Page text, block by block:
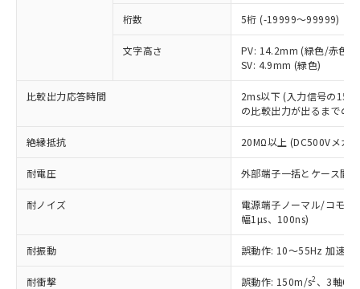
桁数 5桁 (-19999～99999)
文字高さ
PV: 14.2mm (緑色/赤色
SV: 4.9mm (緑色)
比較出力応答時間
2ms以下 (入力信号の
の比較出力が出るまでの
絶縁抵抗 20MΩ以上 (DC500Vメガ
耐電圧 外部端子一括とケース間:
耐ノイズ
電源端子ノーマル/コモ
幅1µs、100ns)
耐振動 誤動作: 10～55Hz 加速度
耐衝撃 誤動作: 150m/s2 、3軸6
覧された時点での実際の在庫および標
準価格とは異なる場合があることをご
了承ください。
正式な納期状況および標準価格はお客
様のお取引先、またはお客様担当のオ
ムロン制御機器販売店・当社販売員に
オムロン制御機器販売店や当社販売拠
」をご確認
在庫状況および標準価格結果を当社の
事前の承諾なく第三者に漏洩または開
示しないようお願いします。
マイパーツ機能（部品リスト作成サー
ビス）をご利用いただくには、I-Web
メンバーズにご登録されている必要が
ミウム(Cd) 100ppm以下、
六価クロム(Cr(Ⅵ)) 1000ppm以下、ポリ臭化ビフェニル
類(PBB) 1000ppm以下、ポリ臭化ジフェニルエーテル類
(PBDE) 1000ppm以下、フタル酸ビス(2-エチルヘキシ
ル) (DEHP)(別名：DOP) 1000ppm以下、フタル酸ブチ
ルベンジル（BBP） 1000ppm以下、フタル酸ジブチル
（DBP） 1000ppm以下、フタル酸ジイソブチル
(DIBP) 1000ppm以下
但し、RoHS指令で産業用監視および制御機器に対する
図的な使用がないことを確認しています。
部品在庫の切り替え状況などにより、予定
*中国RoHS10物質の基準値 (GB/T26572)：
Pb(鉛) :1000ppm、 Hg(水銀) : 1000ppm、 Cd(カドミウ
ム) : 100ppm、
Cr(Ⅵ)(六価クロム) : 1000ppm、 PBBs(ポリ臭化ビフェ
ニル類) : 1000ppm、 PBDEs(ポリ臭化ジフェニルエーテ
ル) : 1000ppm、
DEHP(フタル酸ビス(2-エチルヘキシル)) : 1000ppm
「ｅ」：有害物質（10物質）のすべてが基
準値以下であることを示します。
「10」：通常の使用状況下において有害物
質が外部に漏えいし、環境に深刻な影響を
「－」：未確認です。当社販売部門へお問
国政府の輸出許可(または役務取引許
可)を取得するなどの必要な手続きを
とります。
当社は規制貨物を破棄する場合は、完
全に破砕するなど、違法に輸出されな
いよう必要な手段を講じます。
当社は貴社製品を、核兵器、ミサイ
ル、化学兵器、生物兵器またはその他
武器並びにこれらの製造装置等に一切
当社は、貴社製品を第三者に販売する
場合は、上記1、2および3の内容を当
該第三者に通知します。また当社は、
販売先および販売に係わる関係者が違
法に輸出するおそれがある場合は、取
一定数以上の在庫あり
△ 一定数には満たないが在庫あり
在庫なし(最新の在庫状況につ
いては、お客様のお取引先、ま
たはお客様担当のオムロン制御
機器販売店・当社販売員にご確
受注生産機種、また在庫状況の
情報を公開していない機種